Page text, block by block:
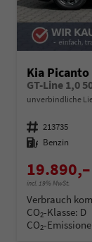
Kia Picanto
GT-Line 1,0
unverbindliche
Fahrzeugnummer 213735
Kraftstoff Benzin
incl. 19% MwSt.
Verbrauch
CO2-Klasse: D
CO2-